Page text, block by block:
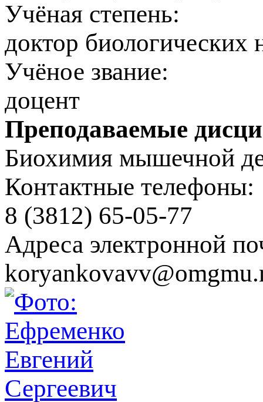
Учёная степень:
доктор биологических
Учёное звание:
доцент
Преподаваемые
Биохимия мышечной
Контактные телефоны:
8 (3812) 65-05-77
Адреса электронной